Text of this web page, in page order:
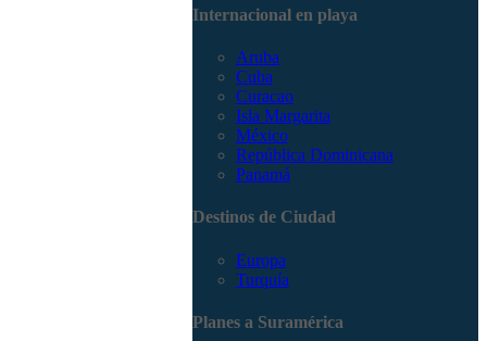
Internacional en playa
Aruba
Cuba
Curacao
Isla Margarita
México
República Dominicana
Panamá
Destinos de Ciudad
Europa
Turquía
Planes a Suramérica